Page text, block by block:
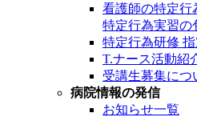
看護師の特定行
特定行為実習の
特定行為研修
T.ナース活動紹
受講生募集につ
病院情報の発信
お知らせ一覧